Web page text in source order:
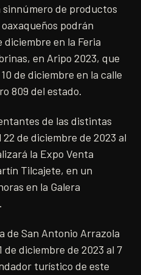
sinnúmero de productos
podrán
diciembre en la Feria
en Aripo 2023, que
de diciembre en la calle
809 del estado.
de las distintas
de diciembre de 2023 al
la Expo Venta
Tilcajete, en un
en la Galera
de San Antonio Arrazola
diciembre de 2023 al 7
turístico de este